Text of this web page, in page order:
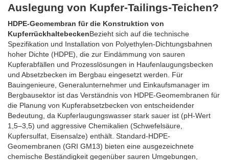
Auslegung von Kupfer-Tailings-Teichen?
HDPE-Geomembran für die Konstruktion von
KupferrückhaltebeckenBezieht sich auf die technische
Spezifikation und Installation von Polyethylen-Dichtungsbahnen
hoher Dichte (HDPE), die zur Eindämmung von sauren
Kupferabfällen und Prozesslösungen in Haufenlaugungsbecken
und Absetzbecken im Bergbau eingesetzt werden. Für
Bauingenieure, Generalunternehmer und Einkaufsmanager im
Bergbausektor ist das Verständnis von HDPE-Geomembranen für
die Planung von Kupferabsetzbecken von entscheidender
Bedeutung, da Kupferlaugungswasser stark sauer ist (pH-Wert
1,5–3,5) und aggressive Chemikalien (Schwefelsäure,
Kupfersulfat, Eisensalze) enthält. Standard-HDPE-
Geomembranen (GRI GM13) bieten eine ausgezeichnete
chemische Beständigkeit gegenüber sauren Umgebungen,